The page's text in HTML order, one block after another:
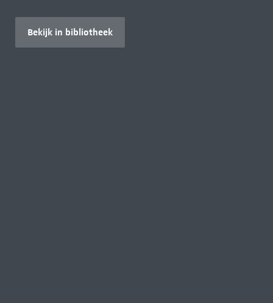
Bekijk in bibliotheek